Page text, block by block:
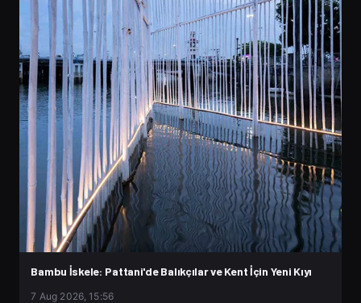
Bambu İskele: Pattani'de Balıkçılar ve Kent İçin Yeni Kıyı
7 Aug 2026, 15:56